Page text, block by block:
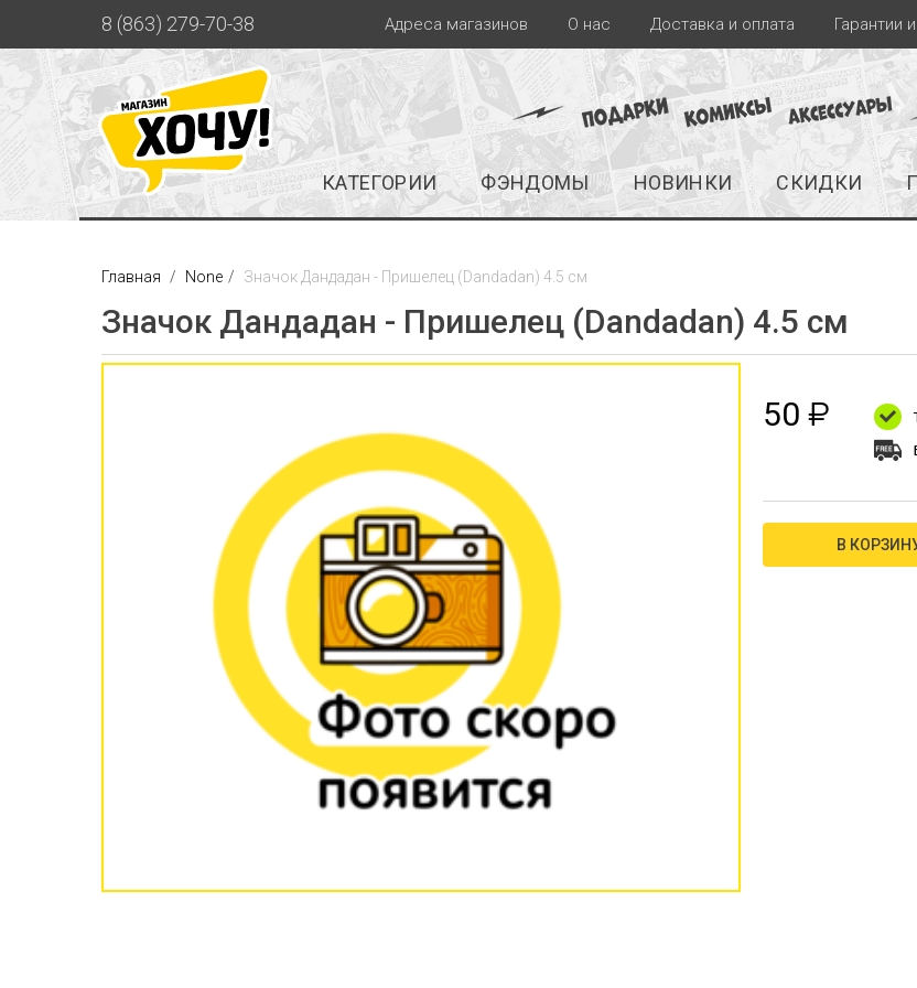
8 (863) 279-70-38 Адреса магазинов О нас Доставка и оплата Гарантии
КАТЕГОРИИ ФЭНДОМЫ НОВИНКИ СКИДКИ
Главная None Значок Дандадан - Пришелец (Dandadan) 4.5 см
Значок Дандадан - Пришелец (Dandadan) 4.5 см
50 ₽
В